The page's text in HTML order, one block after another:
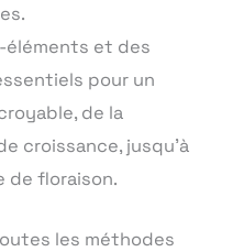
et des
pour un
de la
croissance, jusqu’à
de floraison.
les méthodes